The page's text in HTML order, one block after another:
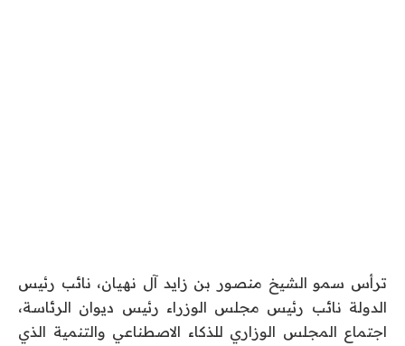
ترأس سمو الشيخ منصور بن زايد آل نهيان، نائب رئيس
الدولة نائب رئيس مجلس الوزراء رئيس ديوان الرئاسة،
اجتماع المجلس الوزاري للذكاء الاصطناعي والتنمية الذي